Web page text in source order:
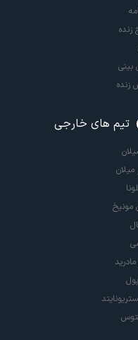
زنده
زنده
تیم های خارجی
میلان
مونیخ